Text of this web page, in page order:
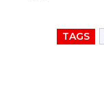
TAGS